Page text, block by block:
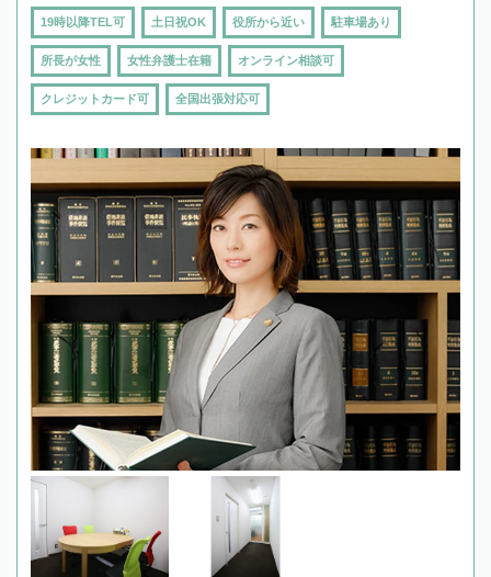
19時以降TEL可 土日祝OK 役所から近い 駐車場あり
所長が女性 女性弁護士在籍 オンライン相談可
クレジットカード可 全国出張対応可